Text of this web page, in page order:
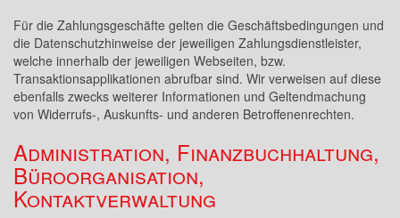
Für die Zahlungsgeschäfte gelten die Geschäftsbedingungen und
die Datenschutzhinweise der jeweiligen Zahlungsdienstleister,
welche innerhalb der jeweiligen Webseiten, bzw.
Transaktionsapplikationen abrufbar sind. Wir verweisen auf diese
ebenfalls zwecks weiterer Informationen und Geltendmachung
von Widerrufs-, Auskunfts- und anderen Betroffenenrechten.
Administration, Finanzbuchhaltung,
Büroorganisation,
Kontaktverwaltung